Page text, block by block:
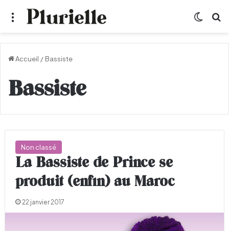
Menu
Accueil / Bassiste
Bassiste
Non classé
La Bassiste de Prince se
produit (enfin) au Maroc
22 janvier 2017